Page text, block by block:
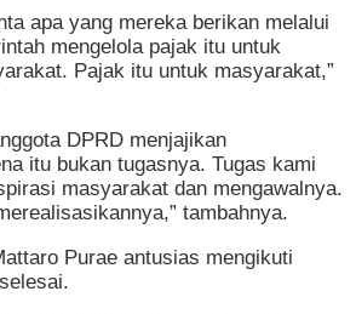
apa yang mereka berikan melalui
mengelola pajak itu untuk
Pajak itu untuk masyarakat,”
DPRD menjajikan
itu bukan tugasnya. Tugas kami
masyarakat dan mengawalnya.
tambahnya.
Purae antusias mengikuti